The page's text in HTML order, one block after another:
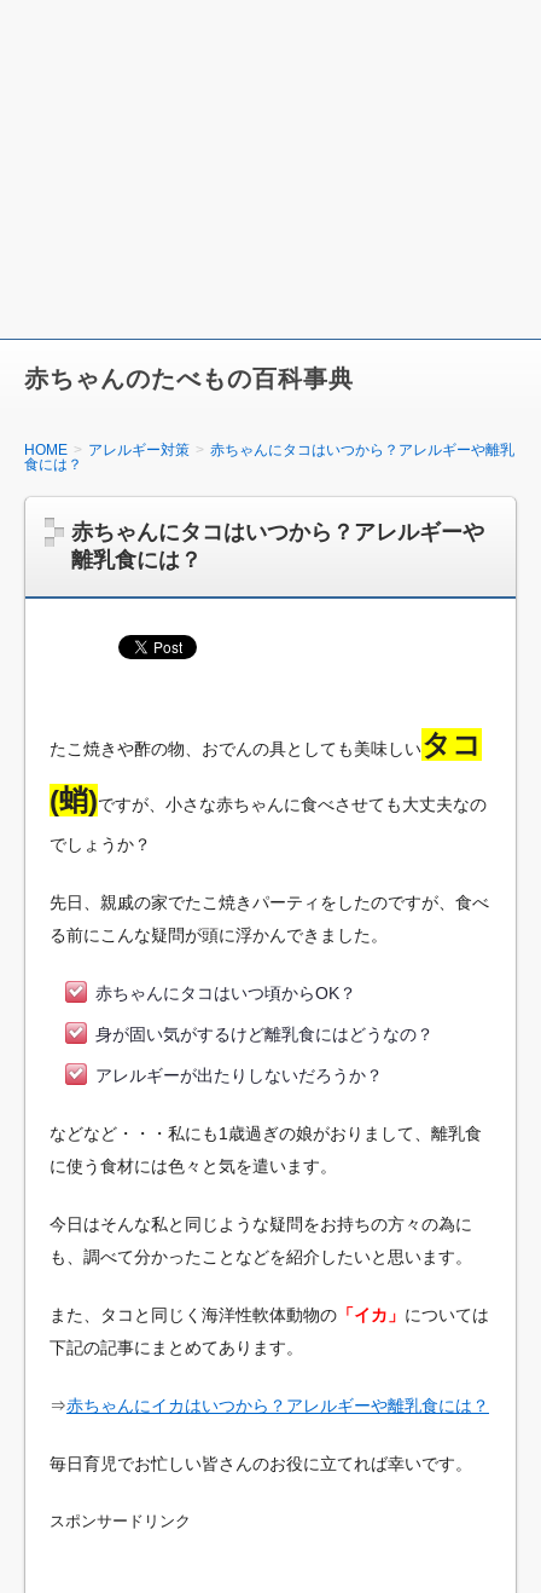
赤ちゃんのたべもの百科事典
HOME アレルギー対策
赤ちゃんにタコはいつから？アレルギーや離乳
食には？
赤ちゃんにタコはいつから？アレルギーや
離乳食には？
たこ焼きや酢の物、おでんの具としても美味しいタコ
(蛸)ですが、小さな赤ちゃんに食べさせても大丈夫なの
でしょうか？
先日、親戚の家でたこ焼きパーティをしたのですが、食べ
る前にこんな疑問が頭に浮かんできました。
赤ちゃんにタコはいつ頃からOK？
身が固い気がするけど離乳食にはどうなの？
アレルギーが出たりしないだろうか？
などなど・・・私にも1歳過ぎの娘がおりまして、離乳食
に使う食材には色々と気を遣います。
今日はそんな私と同じような疑問をお持ちの方々の為に
も、調べて分かったことなどを紹介したいと思います。
また、タコと同じく海洋性軟体動物の 「イカ」 については
下記の記事にまとめてあります。
⇒赤ちゃんにイカはいつから？アレルギーや離乳食には？
毎日育児でお忙しい皆さんのお役に立てれば幸いです。
スポンサードリンク